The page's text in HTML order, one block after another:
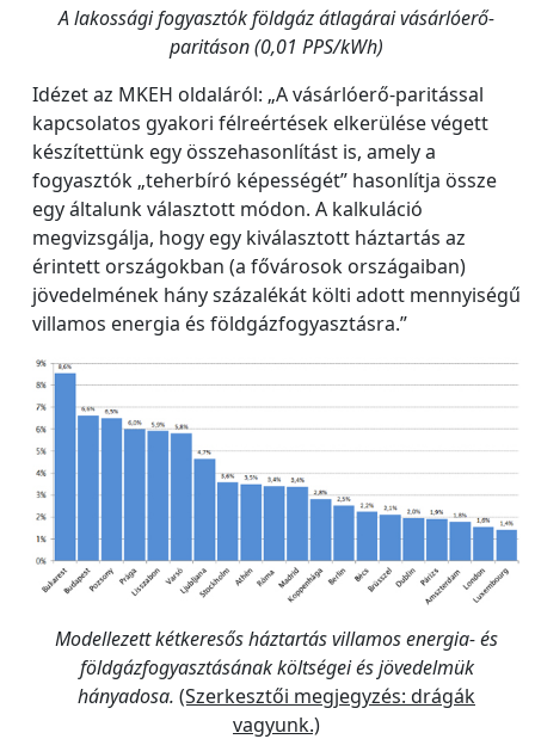
A lakossági fogyasztók földgáz átlagárai vásárlóerő-
paritáson (0,01 PPS/kWh)
Idézet az MKEH oldaláról: „A vásárlóerő-paritással
kapcsolatos gyakori félreértések elkerülése végett
készítettünk egy összehasonlítást is, amely a
fogyasztók „teherbíró képességét” hasonlítja össze
egy általunk választott módon. A kalkuláció
megvizsgálja, hogy egy kiválasztott háztartás az
érintett országokban (a fővárosok országaiban)
jövedelmének hány százalékát költi adott mennyiségű
villamos energia és földgázfogyasztásra.”
Modellezett kétkeresős háztartás villamos energia- és
földgázfogyasztásának költségei és jövedelmük
hányadosa. (Szerkesztői megjegyzés: drágák
vagyunk.)